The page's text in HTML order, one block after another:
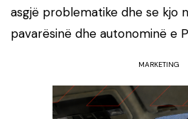
asgjë problematike dhe se kjo
pavarësinë dhe autonominë e
MARKETING